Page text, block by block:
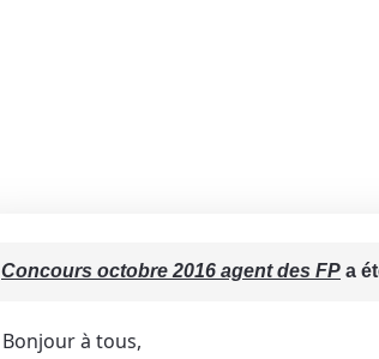
Concours octobre 2016 agent des FP a
Bonjour à tous,